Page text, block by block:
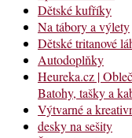
Dětské kufříky
Na tábory a výlety
Dětské tritanové
Autodoplňky
Heureka.cz |
Batohy, tašky a
Výtvarné a
desky na sešity